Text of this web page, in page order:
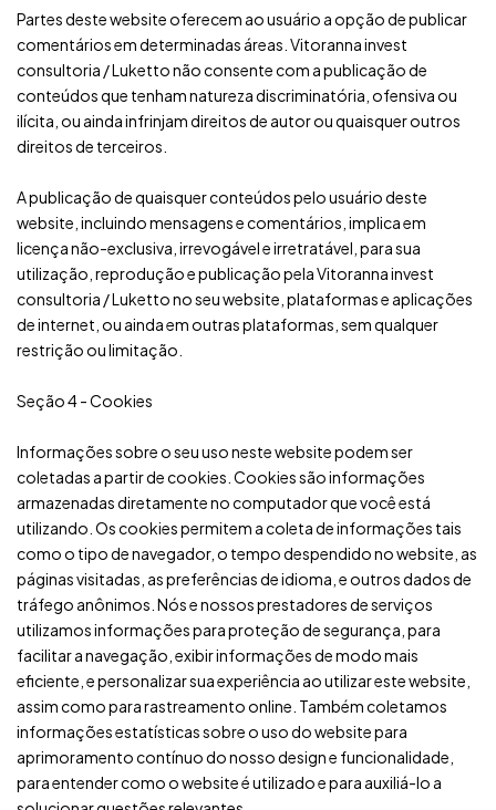
Partes deste website oferecem ao usuário a opção de publicar
comentários em determinadas áreas. Vitoranna invest
consultoria / Luketto não consente com a publicação de
conteúdos que tenham natureza discriminatória, ofensiva ou
ilícita, ou ainda infrinjam direitos de autor ou quaisquer outros
direitos de terceiros.
A publicação de quaisquer conteúdos pelo usuário deste
website, incluindo mensagens e comentários, implica em
licença não-exclusiva, irrevogável e irretratável, para sua
utilização, reprodução e publicação pela Vitoranna invest
consultoria / Luketto no seu website, plataformas e aplicações
de internet, ou ainda em outras plataformas, sem qualquer
restrição ou limitação.
Seção 4 - Cookies
Informações sobre o seu uso neste website podem ser
coletadas a partir de cookies. Cookies são informações
armazenadas diretamente no computador que você está
utilizando. Os cookies permitem a coleta de informações tais
como o tipo de navegador, o tempo despendido no website, as
páginas visitadas, as preferências de idioma, e outros dados de
tráfego anônimos. Nós e nossos prestadores de serviços
utilizamos informações para proteção de segurança, para
facilitar a navegação, exibir informações de modo mais
eficiente, e personalizar sua experiência ao utilizar este website,
assim como para rastreamento online. Também coletamos
informações estatísticas sobre o uso do website para
aprimoramento contínuo do nosso design e funcionalidade,
para entender como o website é utilizado e para auxiliá-lo a